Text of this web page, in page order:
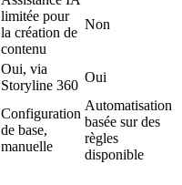
limitée pour
la création de
contenu
Non
Oui, via
Storyline 360
Oui
Configuration
de base,
manuelle
Automatisation
basée sur des
règles
disponible